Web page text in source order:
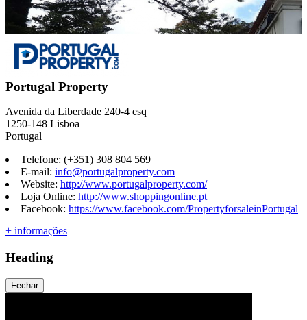
Portugal Property
Avenida da Liberdade 240-4 esq
1250-148 Lisboa
Portugal
Telefone: (+351) 308 804 569
E-mail: info@portugalproperty.com
Website: http://www.portugalproperty.com/
Loja Online: http://www.shoppingonline.pt
Facebook: https://www.facebook.com/PropertyforsaleinPortugal
+ informações
Heading
Fechar